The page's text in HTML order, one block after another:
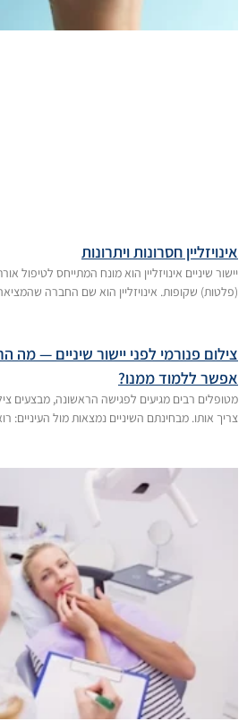
אינויזליין חסרונות ויתרונות
יישור שיניים אינויזליין הוא מונח המתייחס לטיפול
(פלטות) שקופות. אינויזליין הוא שם החברה
צילום פנורמי לפני יישור שיניים — מה
אפשר ללמוד ממנו?
מטופלים רבים מגיעים לפגישה הראשונה, מבצעים
צריך אותו. מבחינתם השיניים נמצאות מול העיניים: